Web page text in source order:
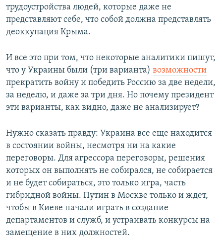
трудоустройства людей, которые даже не
представляют себе, что собой должна представлять
деоккупация Крыма.
И все это при том, что некоторые аналитики пишут,
что у Украины были (три варианта) возможности
прекратить войну и победить Россию за две недели,
за неделю, и даже за три дня. Но почему президент
эти варианты, как видно, даже не анализирует?
Нужно сказать правду: Украина все еще находится
в состоянии войны, несмотря ни на какие
переговоры. Для агрессора переговоры, решения
которых он выполнять не собирался, не собирается
и не будет собираться, это только игра, часть
гибридной войны. Путин в Москве только и ждет,
чтобы в Киеве начали играть в создание
департаментов и служб, и устраивать конкурсы на
замещение в них должностей.